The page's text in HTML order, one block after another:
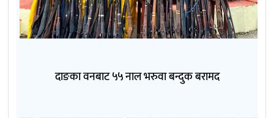
दाङका वनबाट ५५ नाल भरुवा बन्दुक बरामद